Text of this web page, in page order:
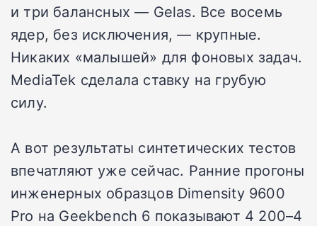
и три балансных — Gelas. Все восемь
ядер, без исключения, — крупные.
Никаких «малышей» для фоновых задач.
MediaTek сделала ставку на грубую
силу.
А вот результаты синтетических тестов
впечатляют уже сейчас. Ранние прогоны
инженерных образцов Dimensity 9600
Pro на Geekbench 6 показывают 4 200–4